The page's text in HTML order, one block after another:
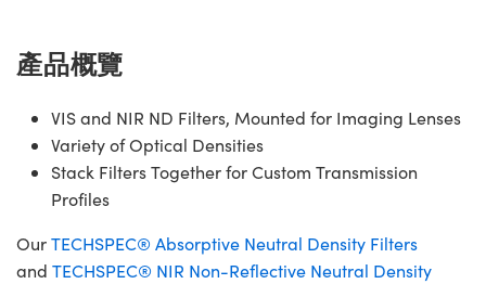
產品概覽
VIS and NIR ND Filters, Mounted for Imaging Lenses
Variety of Optical Densities
Stack Filters Together for Custom Transmission
Profiles
OurTECHSPEC® Absorptive Neutral Density Filters
and TECHSPEC® NIR Non-Reflective Neutral Density